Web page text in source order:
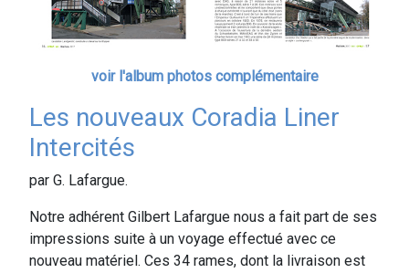
voir l'album photos complémentaire
Les nouveaux Coradia Liner
Intercités
par G. Lafargue.
Notre adhérent Gilbert Lafargue nous a fait part de ses
impressions suite à un voyage effectué avec ce
nouveau matériel. Ces 34 rames, dont la livraison est